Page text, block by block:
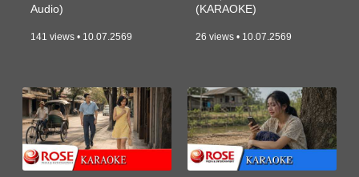
Audio)
141 views • 10.07.2569
(KARAOKE)
26 views • 10.07.2569